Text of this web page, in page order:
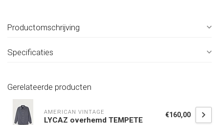
Productomschrijving
Specificaties
Gerelateerde producten
AMERICAN VINTAGE
LYCAZ overhemd TEMPETE
€160,00